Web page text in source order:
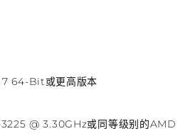
64-Bit或更高版本
@ 3.30GHz或同等级别的AMD